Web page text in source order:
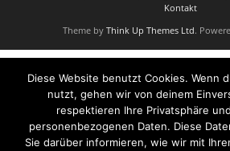
Kontakt
Theme by Think Up Themes Ltd.
Diese Website benutzt Cookies. Wenn
nutzt, gehen wir von deinem
respektieren Ihre Privatsphäre
personenbezogenen Daten. Diese
Sie darüber informieren, wie wir mit